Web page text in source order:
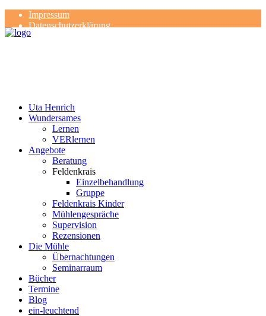
Impressum
Datenschutzerklärung
Kontakt
Uta Henrich
Wundersames
Lernen
VERlernen
Angebote
Beratung
Feldenkrais
Einzelbehandlung
Gruppe
Feldenkrais Kinder
Mühlengespräche
Supervision
Rezensionen
Die Mühle
Übernachtungen
Seminarraum
Bücher
Termine
Blog
ein-leuchtend